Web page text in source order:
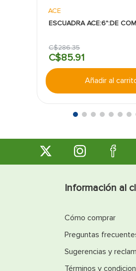
ACE
ESCUADRA ACE:6":DE
C$286.35
C$85.91
Añadir al
Información al
Cómo comprar
Preguntas
Sugerencias y
Términos y